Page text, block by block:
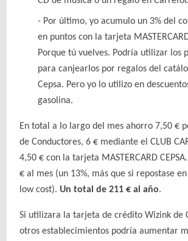
Por último, yo acumulo un 3% del
en puntos con la tarjeta
Porque tú vuelves. Podría utilizar los
para canjearlos por regalos del
Cepsa. Pero yo lo utilizo en
gasolina.
En total a lo largo del mes ahorro 7,50 €
de Conductores, 6 € mediante el CLUB
4,50 € con la tarjeta MASTERCARD
€ al mes (un 13%, más que si repostase
low cost). Un total de 211 € al año.
Si utilizara la tarjeta de crédito Wizink de
otros establecimientos podría aumentar